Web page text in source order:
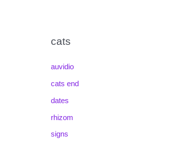
cats
auvidio
cats end
dates
rhizom
signs